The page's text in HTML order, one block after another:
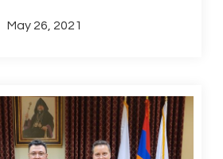
May 26, 2021